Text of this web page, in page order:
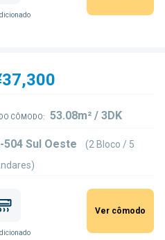
CÔMODO: 53.08m² / 3DK
504 Sul Oeste
(2 Bloco / 5
Ver cômodo